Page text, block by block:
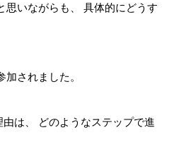
思いながらも、
具体的にどうす
加されました。
は、
どのようなステップで進